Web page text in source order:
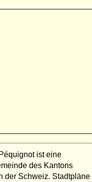
ist eine
des Kantons
der Schweiz. Stadtpläne